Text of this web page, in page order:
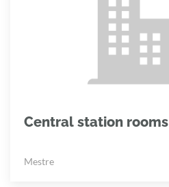
Central station rooms
Mestre